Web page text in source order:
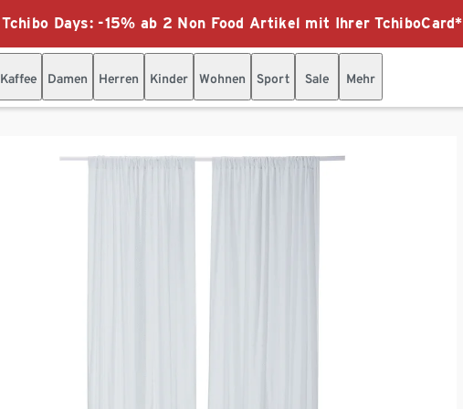
Tchibo Days: -15% ab 2 Non Food Artikel mit Ihrer TchiboCard*
Kaffee Damen Herren Kinder Wohnen Sport Sale Mehr